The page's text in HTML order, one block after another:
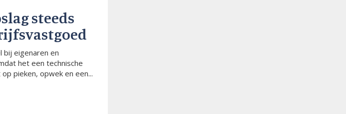
steeds
bij eigenaren en
het een technische
pieken, opwek en een...